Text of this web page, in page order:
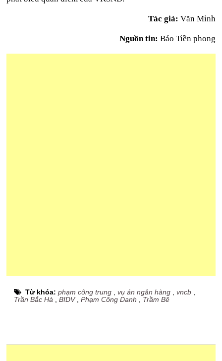
Tác giả: Văn Minh
Nguồn tin: Báo Tiền phong
Từ khóa:phạm công trung ,vụ án ngân hàng ,vncb
Trần Bắc Hà ,BIDV,Phạm Công Danh Trầm Bê